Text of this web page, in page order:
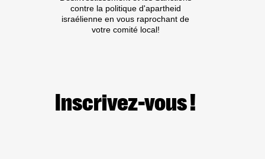
contre la politique d'apartheid
israélienne en vous raprochant de
votre comité local!
Inscrivez-vous !